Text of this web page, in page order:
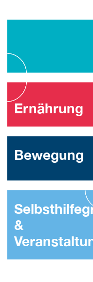
Ernährung
Bewegung
&